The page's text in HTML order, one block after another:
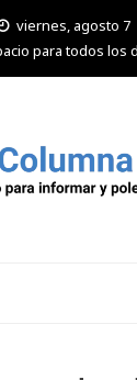
viernes, agosto 7
para todos los